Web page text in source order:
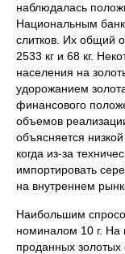
наблюдалась
Национальным
слитков. Их общий
2533 кг и 68 кг.
населения на
удорожанием
финансового
объемов
объясняется
когда из-за
импортировать
на внутреннем
Наибольшим
номиналом 10 г. На
проданных золотых